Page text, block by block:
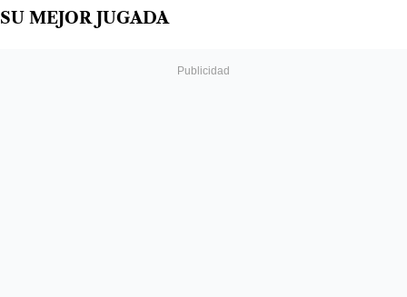
SU MEJOR JUGADA